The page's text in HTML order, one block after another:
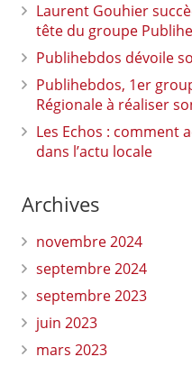
Laurent Gouhier
tête du groupe
Publihebdos dévoile
Publihebdos, 1er
Régionale à réaliser
Les Echos : comment
dans l’actu locale
Archives
novembre 2024
septembre 2024
septembre 2023
juin 2023
mars 2023